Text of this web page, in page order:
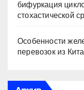
бифуркация
стохастической
Особенности
перевозок из